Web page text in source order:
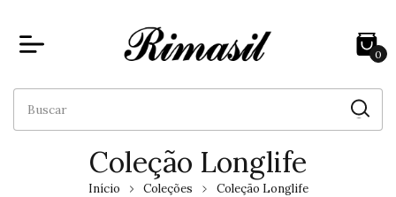
0
Coleção Longlife
Início Coleções Coleção Longlife